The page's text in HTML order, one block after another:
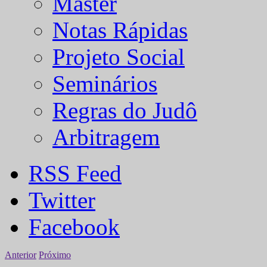
Notas Rápidas
Projeto Social
Seminários
Regras do Judô
Arbitragem
RSS Feed
Twitter
Facebook
Anterior Próximo